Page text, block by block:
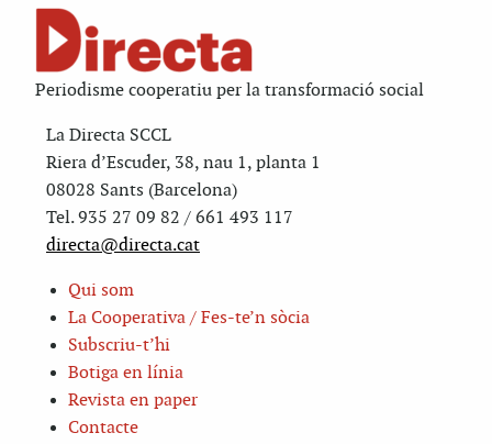
Periodisme cooperatiu per la transformació social
La Directa SCCL
Riera d’Escuder, 38, nau 1, planta 1
08028 Sants (Barcelona)
Tel. 935 27 09 82 / 661 493 117
directa@directa.cat
Qui som
La Cooperativa / Fes-te’n sòcia
Subscriu-t’hi
Botiga en línia
Revista en paper
Contacte